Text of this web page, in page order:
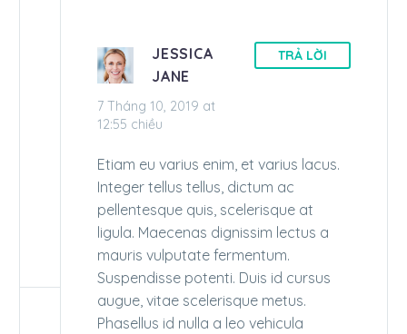
JESSICA
JANE
7 Tháng 10, 2019 at
12:55 chiều
TRẢ LỜI
Etiam eu varius enim, et varius lacus.
Integer tellus tellus, dictum ac
pellentesque quis, scelerisque at
ligula. Maecenas dignissim lectus a
mauris vulputate fermentum.
Suspendisse potenti. Duis id cursus
augue, vitae scelerisque metus.
Phasellus id nulla a leo vehicula